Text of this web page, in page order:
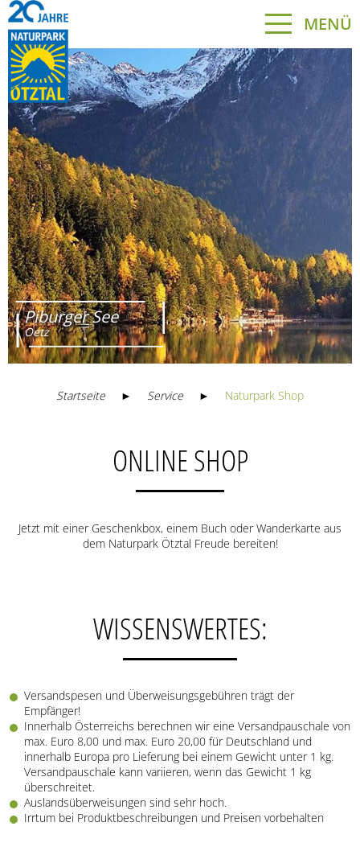
MENÜ
Piburger See
Oetz
Startseite ► Service ► Naturpark Shop
ONLINE SHOP
Jetzt mit einer Geschenkbox, einem Buch oder Wanderkarte aus
dem Naturpark Ötztal Freude bereiten!
WISSENSWERTES:
Versandspesen und Überweisungsgebühren trägt der
Empfänger!
Innerhalb Österreichs berechnen wir eine Versandpauschale von
max. Euro 8,00 und max. Euro 20,00 für Deutschland und
innerhalb Europa pro Lieferung bei einem Gewicht unter 1 kg.
Versandpauschale kann variieren, wenn das Gewicht 1 kg
überschreitet.
Auslandsüberweisungen sind sehr hoch.
Irrtum bei Produktbeschreibungen und Preisen vorbehalten